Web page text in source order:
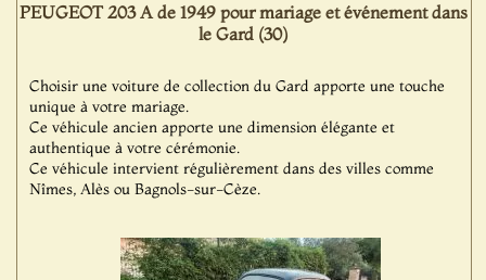
PEUGEOT 203 A de 1949 pour mariage et événement dans
le Gard (30)
Choisir une voiture de collection du Gard apporte une touche
unique à votre mariage.
Ce véhicule ancien apporte une dimension élégante et
authentique à votre cérémonie.
Ce véhicule intervient régulièrement dans des villes comme
Nîmes, Alès ou Bagnols-sur-Cèze.